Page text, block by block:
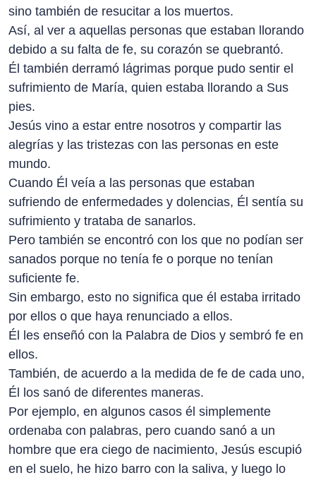
sino también de resucitar a los muertos.
Así, al ver a aquellas personas que estaban llorando
debido a su falta de fe, su corazón se quebrantó.
Él también derramó lágrimas porque pudo sentir el
sufrimiento de María, quien estaba llorando a Sus
pies.
Jesús vino a estar entre nosotros y compartir las
alegrías y las tristezas con las personas en este
mundo.
Cuando Él veía a las personas que estaban
sufriendo de enfermedades y dolencias, Él sentía su
sufrimiento y trataba de sanarlos.
Pero también se encontró con los que no podían ser
sanados porque no tenía fe o porque no tenían
suficiente fe.
Sin embargo, esto no significa que él estaba irritado
por ellos o que haya renunciado a ellos.
Él les enseñó con la Palabra de Dios y sembró fe en
ellos.
También, de acuerdo a la medida de fe de cada uno,
Él los sanó de diferentes maneras.
Por ejemplo, en algunos casos él simplemente
ordenaba con palabras, pero cuando sanó a un
hombre que era ciego de nacimiento, Jesús escupió
en el suelo, he hizo barro con la saliva, y luego lo